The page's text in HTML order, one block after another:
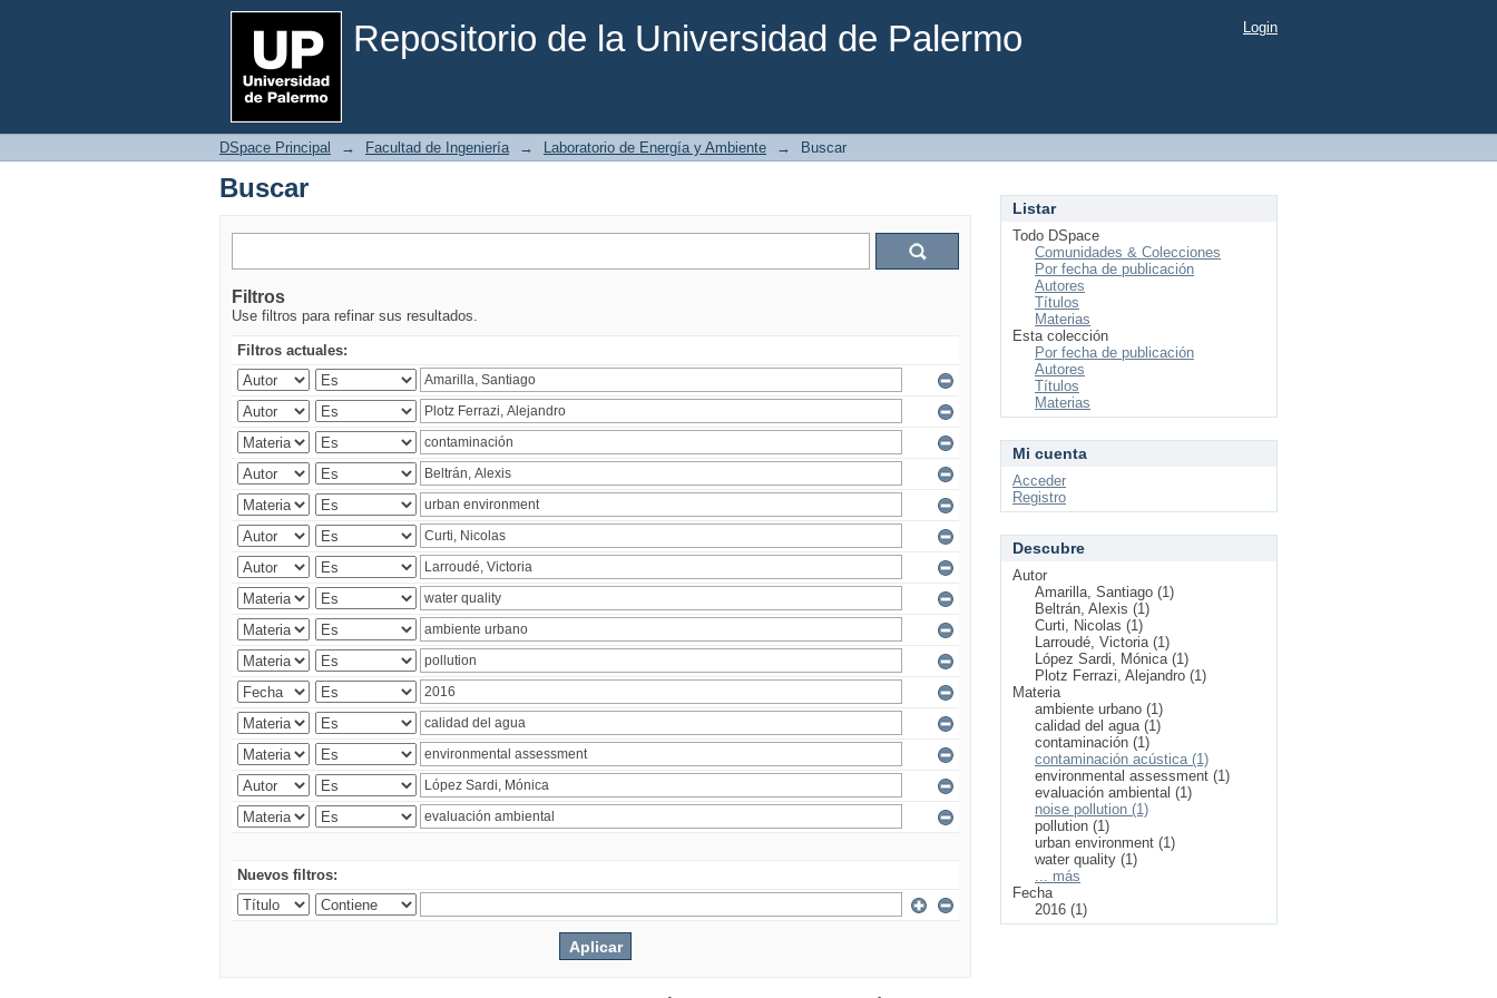
Repositorio de la Universidad de Palermo
Buscar Login
DSpace Principal → Facultad de Ingeniería → Laboratorio de Energía y Ambiente → Buscar
Buscar
Filtros
Use filtros para refinar sus resultados.
Filtros actuales:
Nuevos filtros:
Listar
Todo DSpace
Comunidades & Colecciones
Por fecha de publicación
Autores
Títulos
Materias
Esta colección
Por fecha de publicación
Autores
Títulos
Materias
Mi cuenta
Acceder
Registro
Descubre
Autor
Amarilla, Santiago (1)
Beltrán, Alexis (1)
Curti, Nicolas (1)
Larroudé, Victoria (1)
López Sardi, Mónica (1)
Plotz Ferrazi, Alejandro (1)
Materia
ambiente urbano (1)
calidad del agua (1)
contaminación (1)
contaminación acústica (1)
environmental assessment (1)
evaluación ambiental (1)
noise pollution (1)
pollution (1)
urban environment (1)
water quality (1)
... más
Fecha
2016 (1)